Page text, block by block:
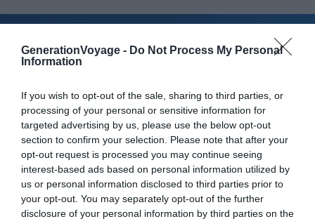
GenerationVoyage - Do Not Process My Personal
Information
If you wish to opt-out of the sale, sharing to third parties, or
processing of your personal or sensitive information for
targeted advertising by us, please use the below opt-out
section to confirm your selection. Please note that after your
opt-out request is processed you may continue seeing
interest-based ads based on personal information utilized by
us or personal information disclosed to third parties prior to
your opt-out. You may separately opt-out of the further
disclosure of your personal information by third parties on the